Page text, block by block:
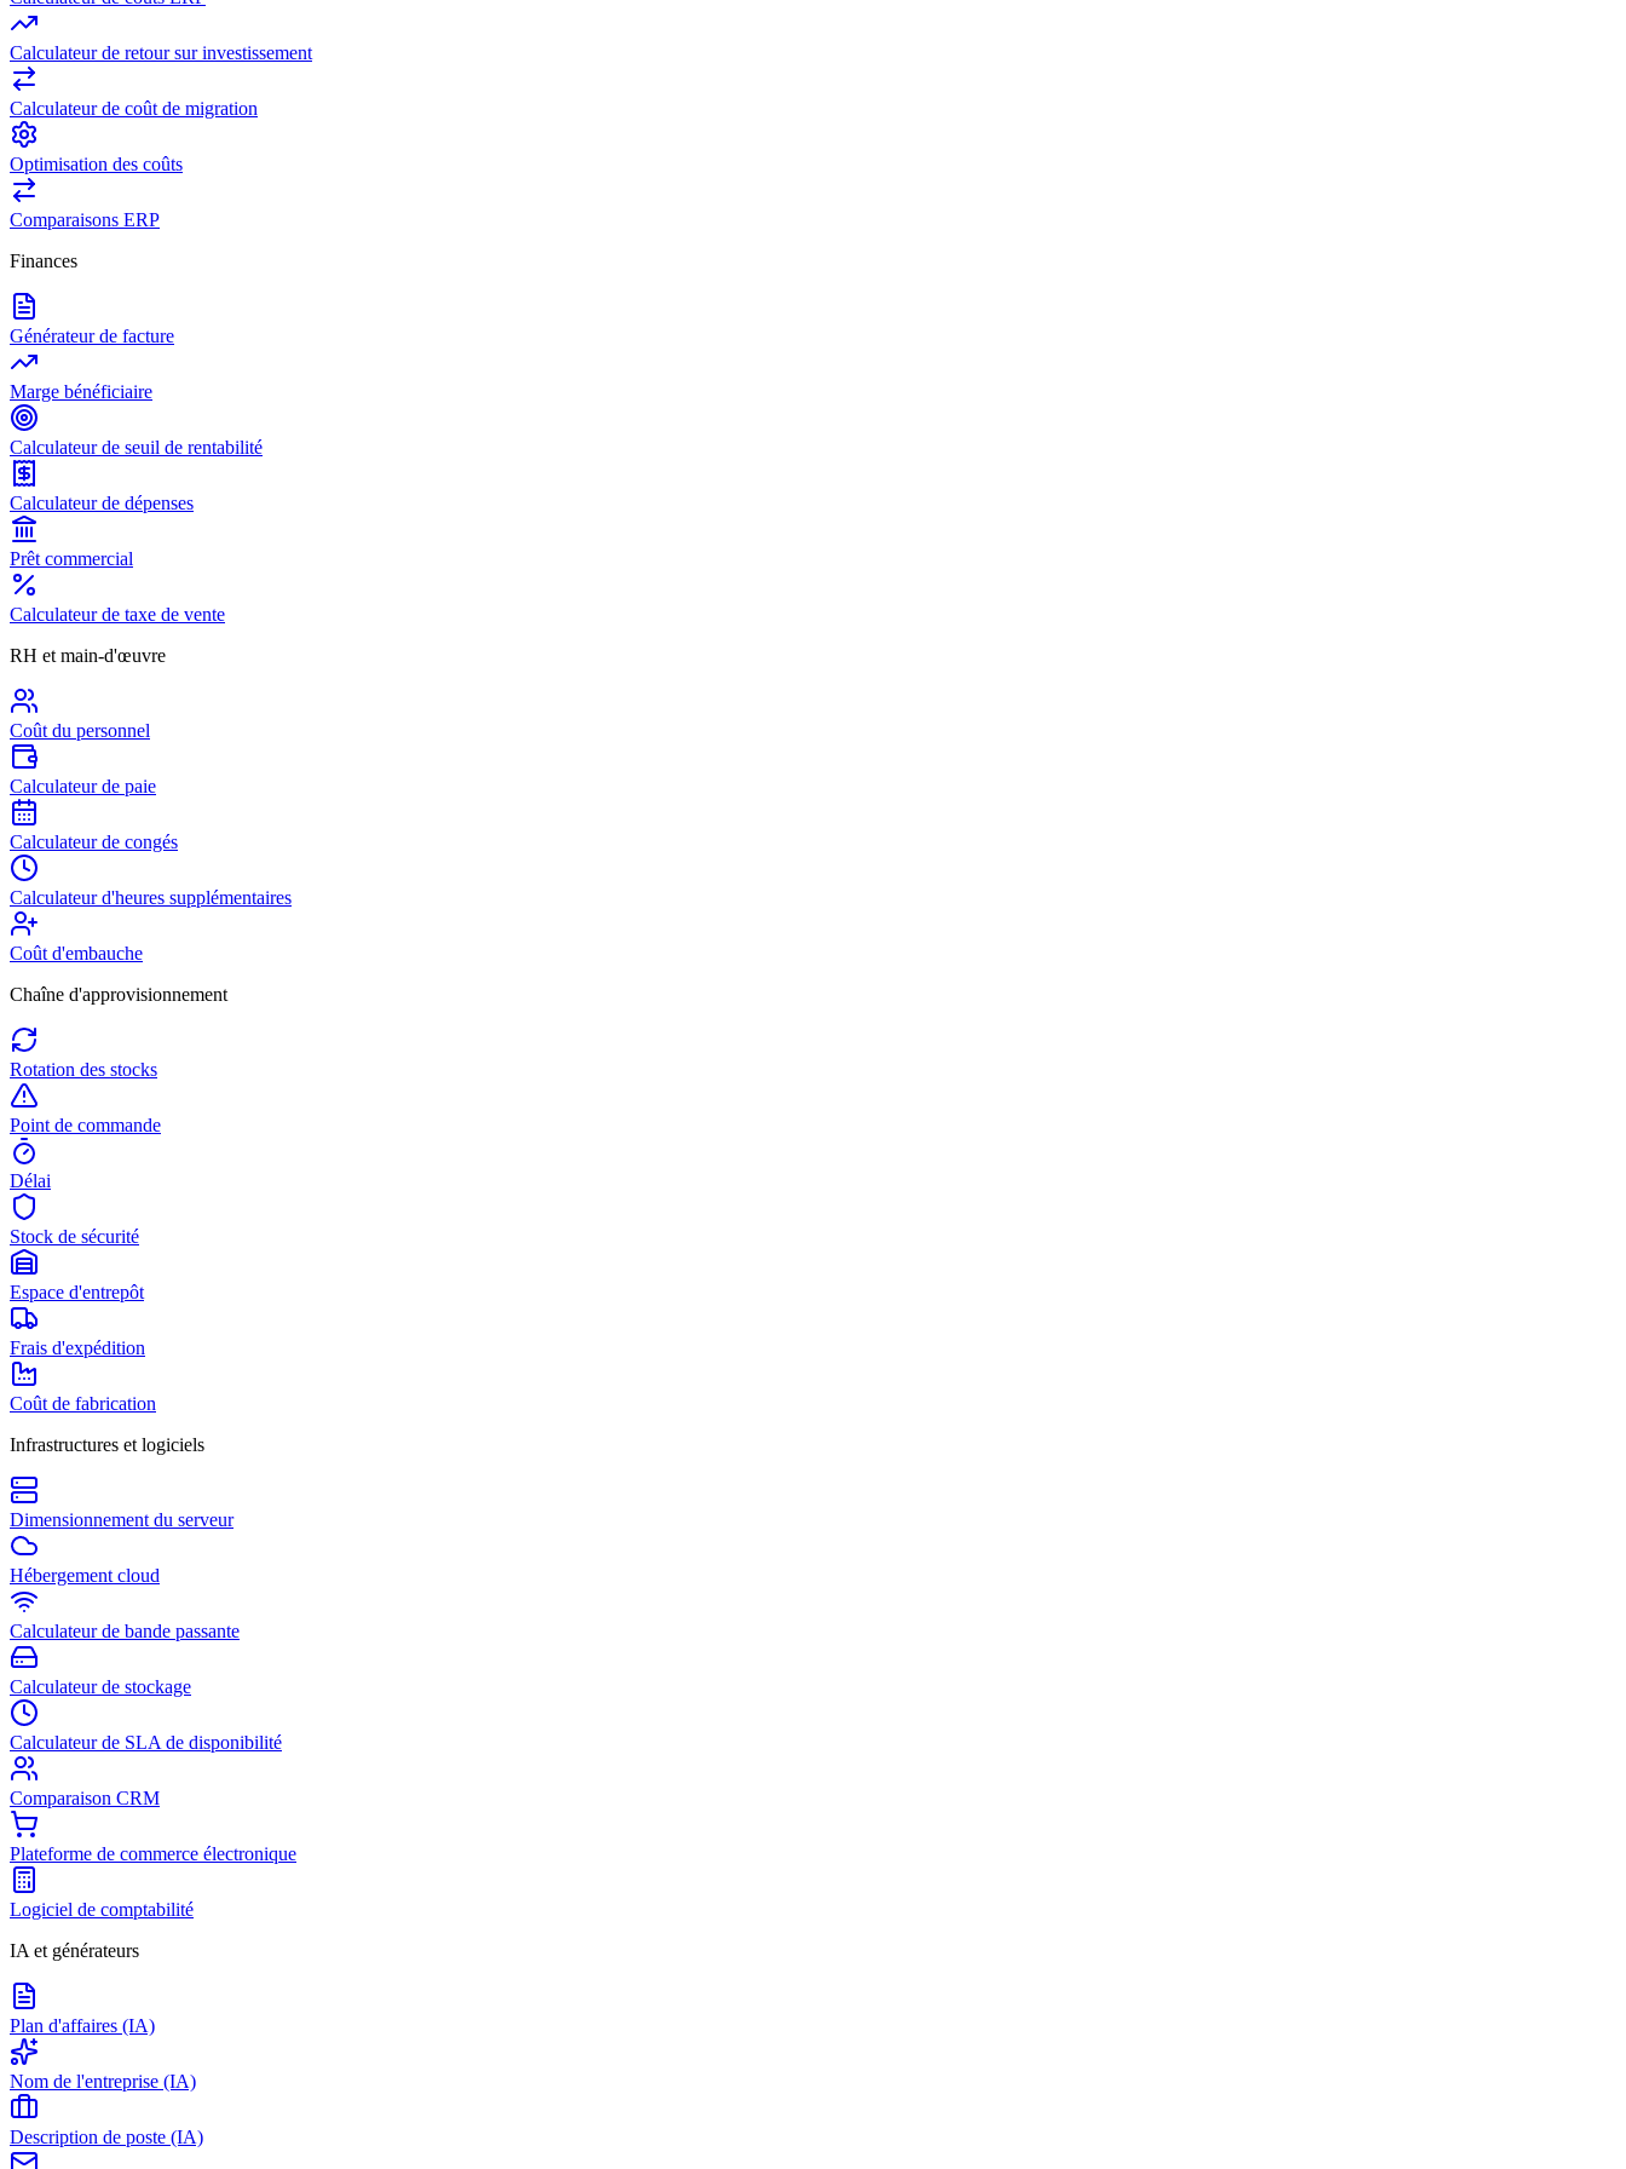
Calculateur de retour sur investissement
Calculateur de coût de migration
Optimisation des coûts
Comparaisons ERP
Finances
Générateur de facture
Marge bénéficiaire
Calculateur de seuil de rentabilité
Calculateur de dépenses
Prêt commercial
Calculateur de taxe de vente
RH et main-d'œuvre
Coût du personnel
Calculateur de paie
Calculateur de congés
Calculateur d'heures supplémentaires
Coût d'embauche
Chaîne d'approvisionnement
Rotation des stocks
Point de commande
Délai
Stock de sécurité
Espace d'entrepôt
Frais d'expédition
Coût de fabrication
Infrastructures et logiciels
Dimensionnement du serveur
Hébergement cloud
Calculateur de bande passante
Calculateur de stockage
Calculateur de SLA de disponibilité
Comparaison CRM
Plateforme de commerce électronique
Logiciel de comptabilité
IA et générateurs
Plan d'affaires (IA)
Nom de l'entreprise (IA)
Description de poste (IA)